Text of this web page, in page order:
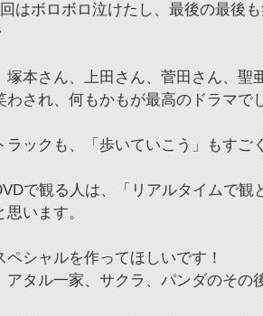
はボロボロ泣けたし、最後の最後
塚本さん、上田さん、菅田さん、聖
わされ、何もかもが最高のドラマで
ラックも、「歩いていこう」もすご
で観る人は、「リアルタイムで観
います。
ペシャルを作ってほしいです！
アタル一家、サクラ、パンダのその